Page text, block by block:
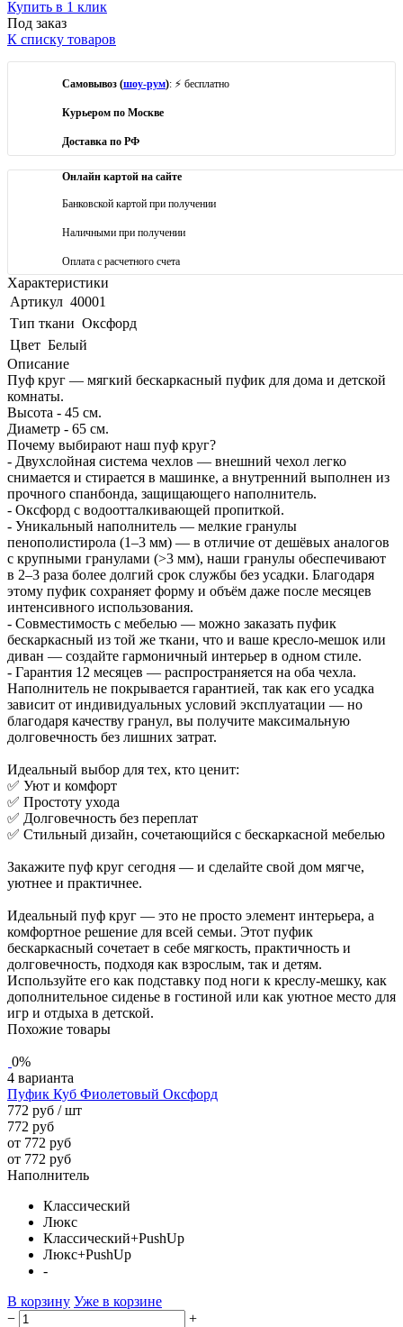
Купить в 1 клик
Под заказ
К списку товаров
Самовывоз (шоу-рум): ⚡ бесплатно
Курьером по Москве
Доставка по РФ
Онлайн картой на сайте
Банковской картой при получении
Наличными при получении
Оплата с расчетного счета
Характеристики
Артикул 40001
Тип ткани Оксфорд
Цвет Белый
Описание
Пуф круг — мягкий бескаркасный пуфик для дома и детской
комнаты.
Высота - 45 см.
Диаметр - 65 см.
Почему выбирают наш пуф круг?
- Двухслойная система чехлов — внешний чехол легко
снимается и стирается в машинке, а внутренний выполнен из
прочного спанбонда, защищающего наполнитель.
- Оксфорд с водоотталкивающей пропиткой.
- Уникальный наполнитель — мелкие гранулы
пенополистирола (1–3 мм) — в отличие от дешёвых аналогов
с крупными гранулами (>3 мм), наши гранулы обеспечивают
в 2–3 раза более долгий срок службы без усадки. Благодаря
этому пуфик сохраняет форму и объём даже после месяцев
интенсивного использования.
- Совместимость с мебелью — можно заказать пуфик
бескаркасный из той же ткани, что и ваше кресло-мешок или
диван — создайте гармоничный интерьер в одном стиле.
- Гарантия 12 месяцев — распространяется на оба чехла.
Наполнитель не покрывается гарантией, так как его усадка
зависит от индивидуальных условий эксплуатации — но
благодаря качеству гранул, вы получите максимальную
долговечность без лишних затрат.
Идеальный выбор для тех, кто ценит:
✅ Уют и комфорт
✅ Простоту ухода
✅ Долговечность без переплат
✅ Стильный дизайн, сочетающийся с бескаркасной мебелью
Закажите пуф круг сегодня — и сделайте свой дом мягче,
уютнее и практичнее.
Идеальный пуф круг — это не просто элемент интерьера, а
комфортное решение для всей семьи. Этот пуфик
бескаркасный сочетает в себе мягкость, практичность и
долговечность, подходя как взрослым, так и детям.
Используйте его как подставку под ноги к креслу-мешку, как
дополнительное сиденье в гостиной или как уютное место для
игр и отдыха в детской.
Похожие товары
0%
4 варианта
Пуфик Куб Фиолетовый Оксфорд
772 руб / шт
772 руб
от 772 руб
от 772 руб
Наполнитель
Классический
Люкс
Классический+PushUp
Люкс+PushUp
-
В корзину Уже в корзине
−
+